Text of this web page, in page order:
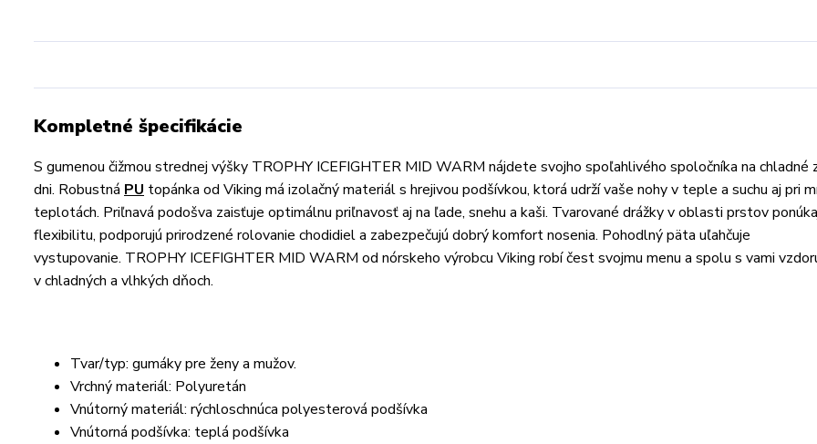
Kompletné špecifikácie
S gumenou čižmou strednej výšky TROPHY ICEFIGHTER MID WARM nájdete svojho spoľahlivého spoločníka na chladné
dni. Robustná PU topánka od Viking má izolačný materiál s hrejivou podšívkou, ktorá udrží vaše nohy v teple a suchu aj pri
teplotách. Priľnavá podošva zaisťuje optimálnu priľnavosť aj na ľade, snehu a kaši. Tvarované drážky v oblasti prstov
flexibilitu, podporujú prirodzené rolovanie chodidiel a zabezpečujú dobrý komfort nosenia. Pohodlný päta uľahčuje
vystupovanie. TROPHY ICEFIGHTER MID WARM od nórskeho výrobcu Viking robí čest svojmu menu a spolu s vami
v chladných a vlhkých dňoch.
Tvar/typ: gumáky pre ženy a mužov.
Vrchný materiál: Polyuretán
Vnútorný materiál: rýchloschnúca polyesterová podšívka
Vnútorná podšívka: teplá podšívka